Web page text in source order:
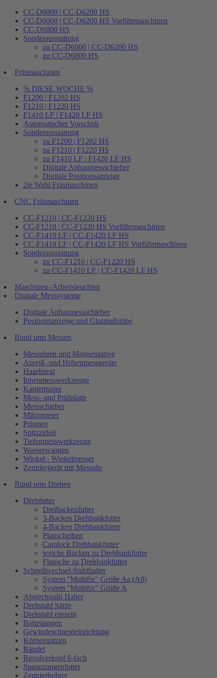
CC-D6000 | CC-D6200 HS
CC-D6000 | CC-D6200 HS Vorführmaschinen
CC-D6800 HS
Sonderausstattung
zu CC-D6000 | CC-D6200 HS
zu CC-D6800 HS
Fräsmaschinen
% DIESE WOCHE %
F1200 | F1202 HS
F1210 | F1220 HS
F1410 LF | F1420 LF HS
Automatischer Vorschub
Sonderausstattung
zu F1200 | F1202 HS
zu F1210 | F1220 HS
zu F1410 LF | F1420 LF HS
Digitale Anbaumessschieber
Digitale Positionsanzeige
2te Wahl Fräsmaschinen
CNC Fräsmaschinen
CC-F1210 | CC-F1220 HS
CC-F1210 | CC-F1220 HS Vorführmaschinen
CC-F1410 LF | CC-F1420 LF HS
CC-F1410 LF | CC-F1420 LF HS Vorführmaschinen
Sonderausstattung
zu CC-F1210 | CC-F1220 HS
zu CC-F1410 LF | CC-F1420 LF HS
Maschinen-/Arbeitsleuchten
Digitale Messsysteme
Digitale Anbaumessschieber
Positionsanzeige und Glasmaßstäbe
Rund ums Messen
Messuhren und Magnetstative
Anreiß- und Höhenmessgeräte
Haarlineal
Innenmesswerkzeuge
Kantentaster
Mess- und Prüfplatte
Messschieber
Mikrometer
Prismen
Spitzzirkel
Tiefenmesswerkzeuge
Wasserwaagen
Winkel - Winkelmesser
Zentriergerät mit Messuhr
Rund ums Drehen
Drehfutter
Dreibackenfutter
3-Backen Drehbankfutter
4-Backen Drehbankfutter
Planscheiben
Camlock Drehbankfutter
weiche Backen zu Drehbankfutter
Flansche zu Drehbankfutter
Schnellwechsel-Stahlhalter
System "Multifix" Größe Aa (A0)
System "Multifix" Größe A
Abstechstahl Halter
Drehstahl Sätze
Drehstahl einzeln
Bohrstangen
Gewindeschneideinrichtung
Körnerspitzen
Rändel
Revolverkopf 6-fach
Spannzangenfutter
Zentrierbohrer